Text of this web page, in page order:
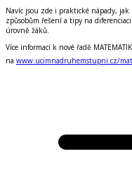
Navíc jsou zde i praktické nápady, jak
způsobům řešení a tipy na
úrovně žáků.
Více informací k nové řadě
na www.ucimnadruhemstupni.cz/